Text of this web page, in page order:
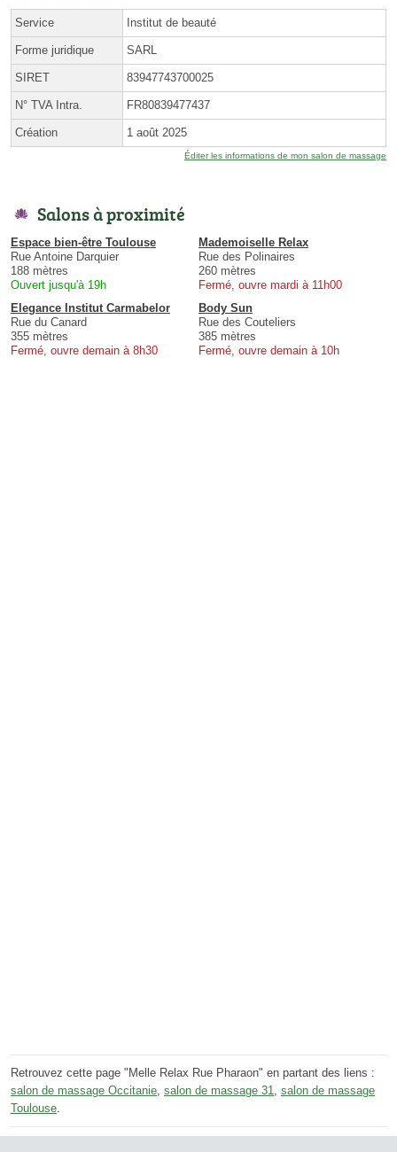
Service Institut de beauté
Forme juridique SARL
SIRET 83947743700025
N° TVA Intra. FR80839477437
Création 1 août 2025
Éditer les informations de mon salon de massage
Salons à proximité
Espace bien-être Toulouse
Rue Antoine Darquier
188 mètres
Ouvert jusqu'à 19h
Mademoiselle Relax
Rue des Polinaires
260 mètres
Fermé, ouvre mardi à 11h00
Elegance Institut Carmabelor
Rue du Canard
355 mètres
Fermé, ouvre demain à 8h30
Body Sun
Rue des Couteliers
385 mètres
Fermé, ouvre demain à 10h
Retrouvez cette page "Melle Relax Rue Pharaon" en partant des liens :
salon de massage Occitanie salon de massage 31
salon de massage
Toulouse